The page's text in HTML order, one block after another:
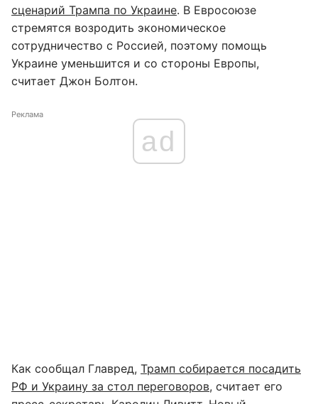
сценарий Трампа по Украине. В Евросоюзе
стремятся возродить экономическое
сотрудничество с Россией, поэтому помощь
Украине уменьшится и со стороны Европы,
считает Джон Болтон.
Реклама
ad
Как сообщал Главред, Трамп собирается посадить
РФ и Украину за стол переговоров, считает его